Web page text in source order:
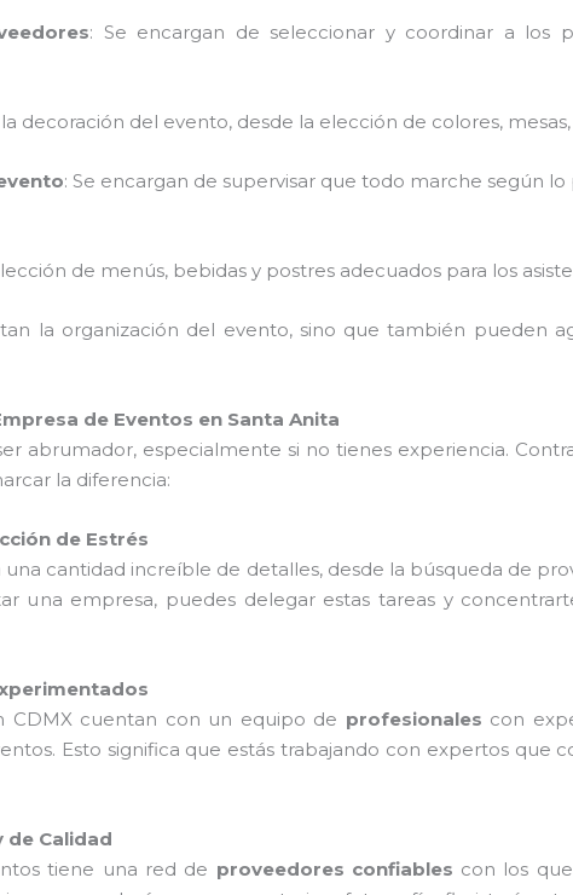
: Se encargan de seleccionar y coordinar a los
decoración del evento, desde la elección de colores,
: Se encargan de supervisar que todo marche según
de menús, bebidas y postres adecuados para los
la organización del evento, sino que también pueden
de Eventos en Santa Anita
abrumador, especialmente si no tienes experiencia.
la diferencia:
de Estrés
cantidad increíble de detalles, desde la búsqueda de
una empresa, puedes delegar estas tareas y
CDMX cuentan con un equipo de profesionales con
Esto significa que estás trabajando con expertos que
de Calidad
tiene una red de proveedores confiables con los